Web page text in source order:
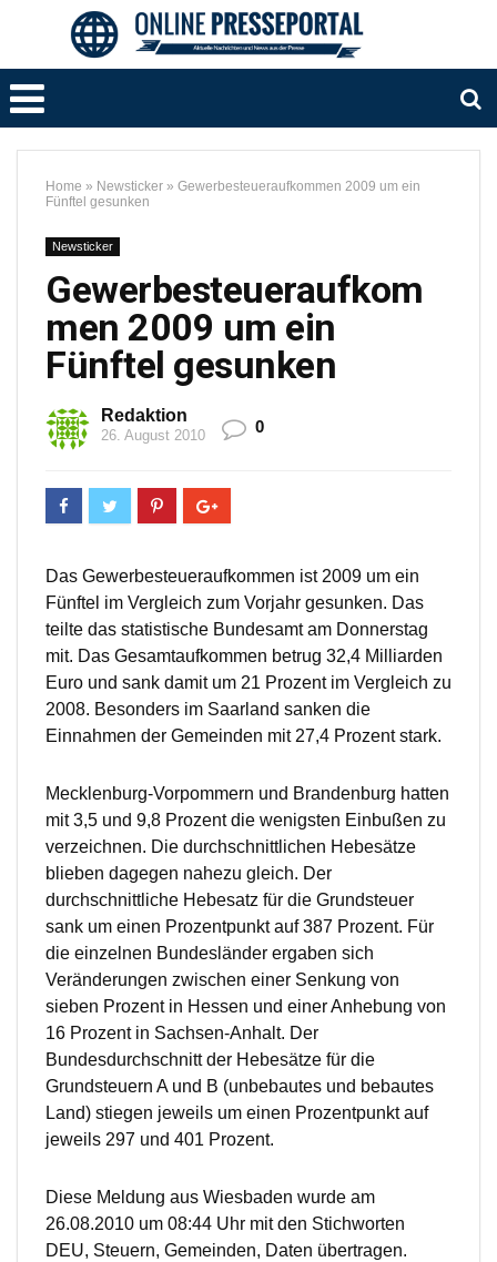
Home » Newsticker » Gewerbesteueraufkommen 2009 um ein
Fünftel gesunken
Newsticker
Gewerbesteueraufkom
men 2009 um ein
Fünftel gesunken
Redaktion
26. August 2010 0
Das Gewerbesteueraufkommen ist 2009 um ein
Fünftel im Vergleich zum Vorjahr gesunken. Das
teilte das statistische Bundesamt am Donnerstag
mit. Das Gesamtaufkommen betrug 32,4 Milliarden
Euro und sank damit um 21 Prozent im Vergleich zu
2008. Besonders im Saarland sanken die
Einnahmen der Gemeinden mit 27,4 Prozent stark.
Mecklenburg-Vorpommern und Brandenburg hatten
mit 3,5 und 9,8 Prozent die wenigsten Einbußen zu
verzeichnen. Die durchschnittlichen Hebesätze
blieben dagegen nahezu gleich. Der
durchschnittliche Hebesatz für die Grundsteuer
sank um einen Prozentpunkt auf 387 Prozent. Für
die einzelnen Bundesländer ergaben sich
Veränderungen zwischen einer Senkung von
sieben Prozent in Hessen und einer Anhebung von
16 Prozent in Sachsen-Anhalt. Der
Bundesdurchschnitt der Hebesätze für die
Grundsteuern A und B (unbebautes und bebautes
Land) stiegen jeweils um einen Prozentpunkt auf
jeweils 297 und 401 Prozent.
Diese Meldung aus Wiesbaden wurde am
26.08.2010 um 08:44 Uhr mit den Stichworten
DEU, Steuern, Gemeinden, Daten übertragen.